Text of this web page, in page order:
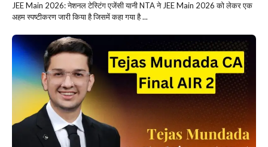
JEE Main 2026: नेशनल टेस्टिंग एजेंसी यानी NTA ने JEE Main 2026 को लेकर एक
अहम स्पष्टीकरण जारी किया है जिसमें कहा गया है ...